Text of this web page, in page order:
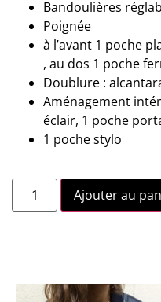
Bandoulières
Poignée
à l’avant 1 poche
, au dos 1 poche
Doublure :
Aménagement
éclair, 1 poche
1 poche stylo
Ajouter au